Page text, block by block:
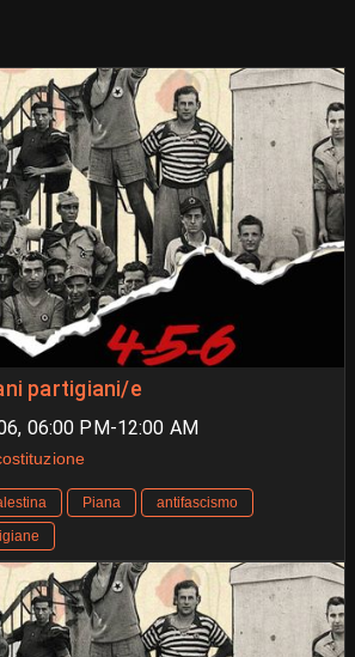
partigiani/e
06:00 PM-12:00 AM
Piana
antifascismo